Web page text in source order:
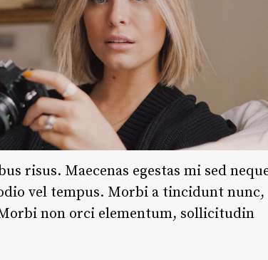
risus. Maecenas egestas mi sed
vel tempus. Morbi a tincidunt nunc,
non orci elementum, sollicitudin